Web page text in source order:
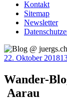
Kontakt
Sitemap
Newsletter
Veröffentlicht
22. Oktober 2018
Wander-
Aarau